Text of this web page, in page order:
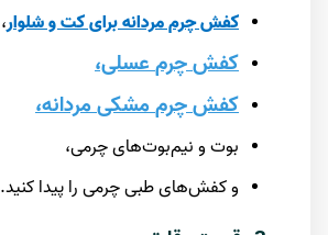
کفش چرم مردانه برای کت و شلوار،
کفشچرمعسلی،
کفشچرممشکیمردانه،
بوت و نیم‌بوت‌های چرمی،
و کفش‌های طبی چرمی را پیدا کنید.